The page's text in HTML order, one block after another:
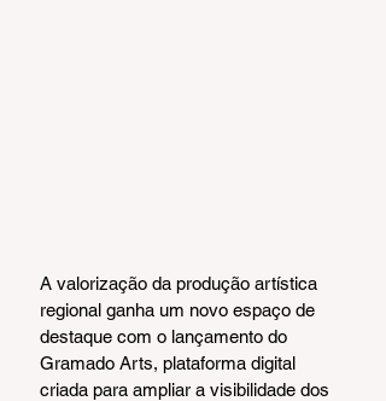
A valorização da produção artística
regional ganha um novo espaço de
destaque com o lançamento do
Gramado Arts, plataforma digital
criada para ampliar a visibilidade dos